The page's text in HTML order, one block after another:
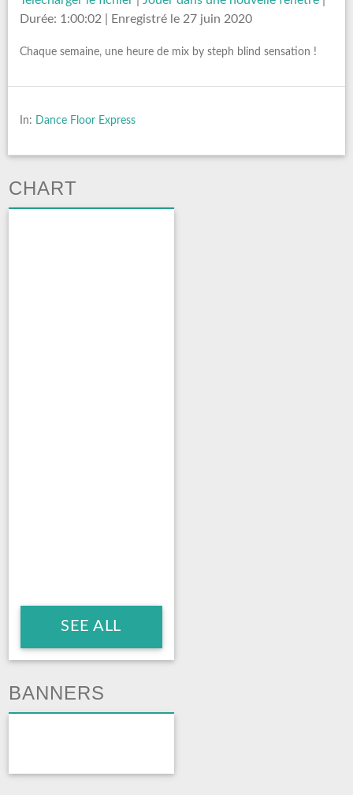
Durée: 1:00:02
Enregistré le 27 juin 2020
Chaque semaine, une heure de mix by steph blind sensation !
In: Dance Floor Express
CHART
SEE ALL
BANNERS